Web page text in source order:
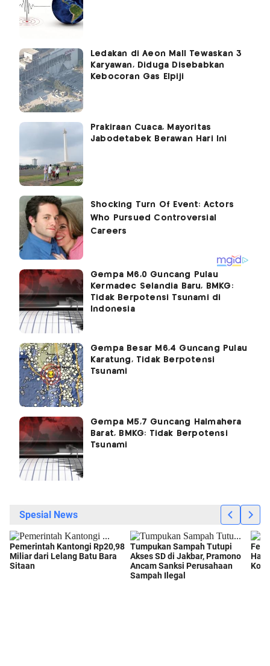
Ledakan di Aeon Mall Tewaskan 3
Karyawan, Diduga Disebabkan
Kebocoran Gas Elpiji
Prakiraan Cuaca, Mayoritas
Jabodetabek Berawan Hari Ini
Gempa M6,0 Guncang Pulau
Kermadec Selandia Baru, BMKG:
Tidak Berpotensi Tsunami di
Indonesia
Gempa Besar M6,4 Guncang Pulau
Karatung, Tidak Berpotensi
Tsunami
Gempa M5,7 Guncang Halmahera
Barat, BMKG: Tidak Berpotensi
Tsunami